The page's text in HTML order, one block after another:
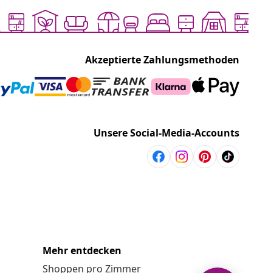
Akzeptierte Zahlungsmethoden
Unsere Social-Media-Accounts
Mehr entdecken
Shoppen pro Zimmer